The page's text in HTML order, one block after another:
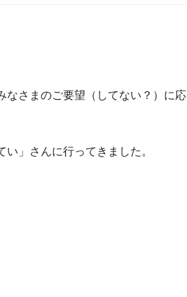
なさまのご要望（してない？）に応
」さんに行ってきました。